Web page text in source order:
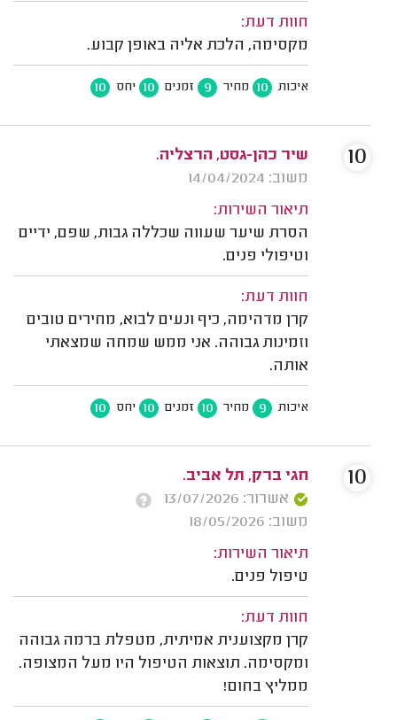
חוות דעת:
מקסימה, הלכת אליה באופן קבוע.
איכות 10 מחיר 9 זמנים 10 יחס 10
שיר כהן-גסט, הרצליה.
משוב: 14/04/2024
תיאור השירות:
הסרת שיער שעווה שכללה גבות, שפם, ידיים
וטיפולי פנים.
חוות דעת:
קרן מדהימה, כיף ונעים לבוא, מחירים טובים
וזמינות גבוהה. אני ממש שמחה שמצאתי
אותה.
איכות 9 מחיר 10 זמנים 10 יחס 10
10
חגי ברק, תל אביב.
אשרור: 13/07/2026
משוב: 18/05/2026
תיאור השירות:
טיפול פנים.
חוות דעת:
קרן מקצוענית אמיתית, מטפלת ברמה גבוהה
ומקסימה. תוצאות הטיפול היו מעל המצופה.
ממליץ בחום!
10